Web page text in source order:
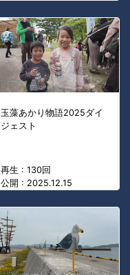
玉藻あかり物語2025ダイ
ジェスト
再生 : 130回
公開 : 2025.12.15